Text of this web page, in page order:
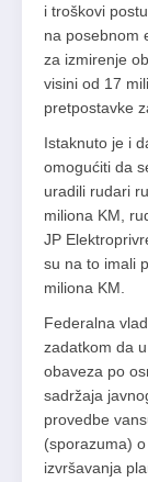
i troškovi
na posebnom
za izmirenje
visini od 17
pretpostavke
Istaknuto je i
omogućiti da
uradili rudari
miliona KM,
JP
su na to imali
miliona KM.
Federalna
zadatkom da
obaveza po
sadržaja
provedbe
(sporazuma)
izvršavanja